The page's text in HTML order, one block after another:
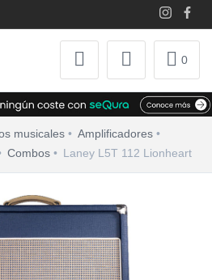
0
musicales
Amplificadores
Combos Laney L5T 112 Lionheart